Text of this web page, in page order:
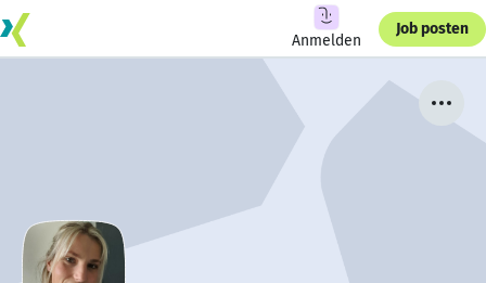
Anmelden
Job posten